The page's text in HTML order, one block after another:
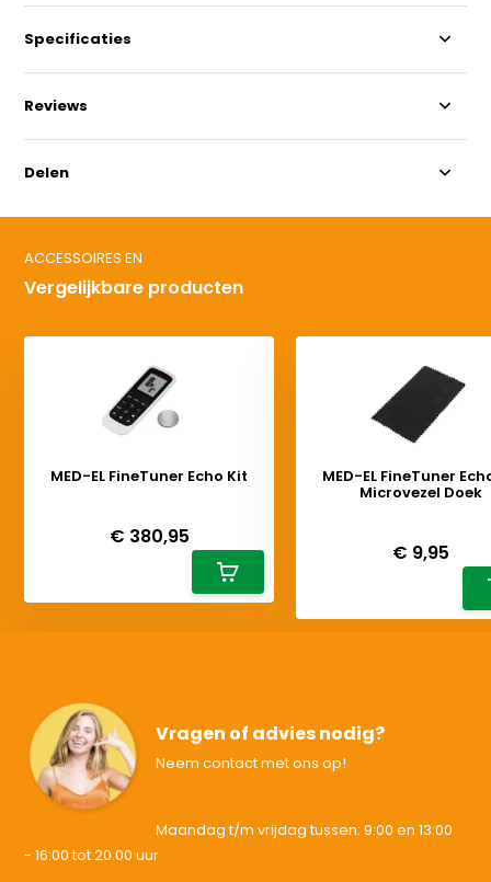
Specificaties
Reviews
Delen
ACCESSOIRES EN
Vergelijkbare producten
MED-EL FineTuner Echo Kit
€ 380,95
MED-EL FineTuner
Microvezel Doek
€ 9,95
Vragen of advies nodig?
Neem contact met ons op!
Maandag t/m vrijdag tussen: 9:00 en 13:00
- 16:00 tot 20.00 uur